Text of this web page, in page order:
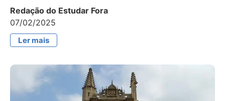
Redação do Estudar Fora
07/02/2025
Ler mais